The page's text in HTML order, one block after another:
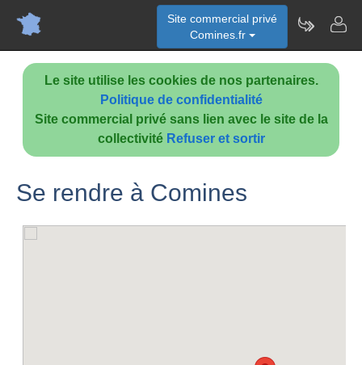
Le site utilise les cookies de nos partenaires.
Politique de confidentialité
Site commercial privé sans lien avec le site de la
collectivité Refuser et sortir
Site commercial privé
Comines.fr
Se rendre à Comines